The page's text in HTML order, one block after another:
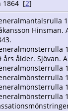
1864 [2]
Hinsman.
års ålder. Sjövan.